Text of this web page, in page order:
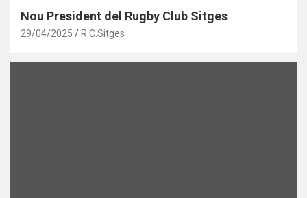
Nou President del Rugby Club Sitges
29/04/2025 R.C.Sitges